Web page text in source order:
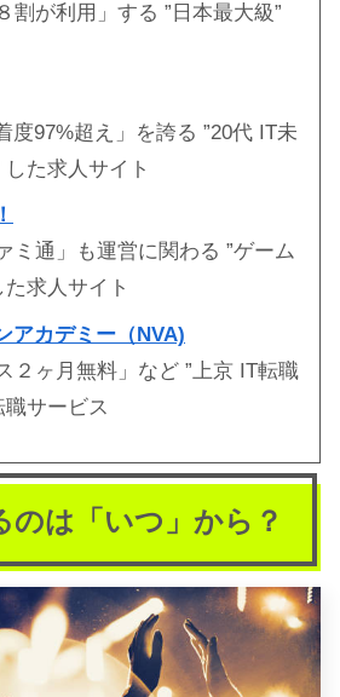
割が利用」する ”日本最大級”
度97%超え」を誇る ”20代 IT未
た求人サイト
ミ通」も運営に関わる ”ゲーム
求人サイト
アカデミー（NVA)
２ヶ月無料」など ”上京 IT転職
職サービス
のは「いつ」から？